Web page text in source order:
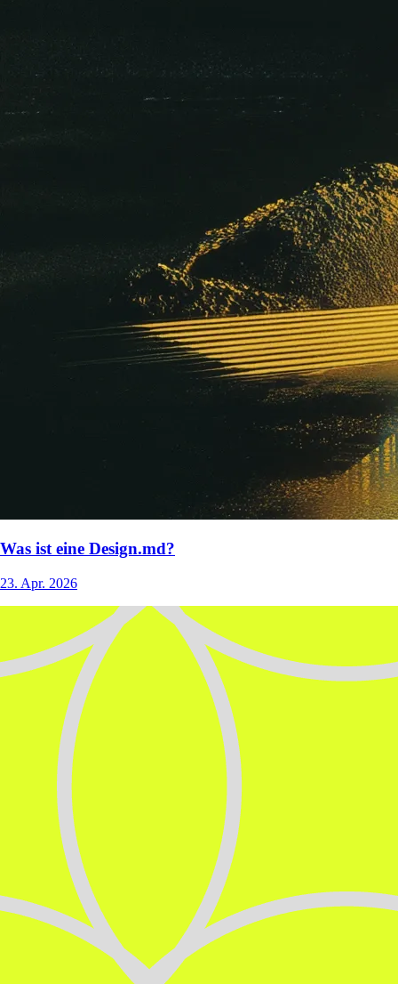
Was ist eine Design.md?
23. Apr. 2026